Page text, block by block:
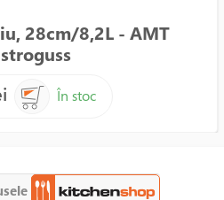
28cm/8,2L - AMT
În stoc